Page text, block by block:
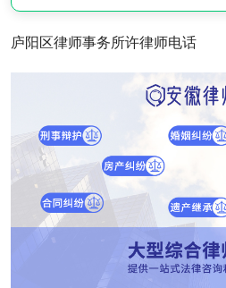
庐阳区律师事务所许律师电话